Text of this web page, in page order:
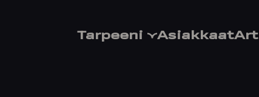
Tarpeeni Asiakkaat